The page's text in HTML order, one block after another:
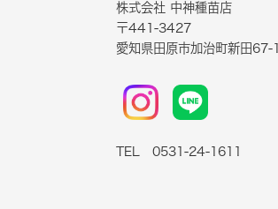
株式会社 中神種苗店
〒441-3427
愛知県田原市加治町新田67-1
TEL 0531-24-1611